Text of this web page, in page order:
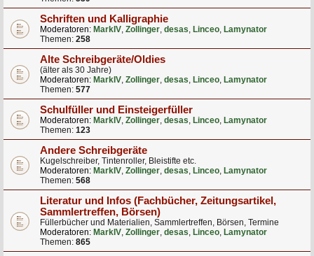
Schriften und Kalligraphie
Moderatoren: MarkIV, Zollinger, desas, Linceo, Lamynator
Themen: 258
Alte Schreibgeräte/Oldies
(älter als 30 Jahre)
Moderatoren: MarkIV, Zollinger, desas, Linceo, Lamynator
Themen: 577
Schulfüller und Einsteigerfüller
Moderatoren: MarkIV, Zollinger, desas, Linceo, Lamynator
Themen: 123
Andere Schreibgeräte
Kugelschreiber, Tintenroller, Bleistifte etc.
Moderatoren: MarkIV, Zollinger, desas, Linceo, Lamynator
Themen: 568
Literatur und Infos (Fachbücher, Zeitungsartikel,
Sammlertreffen, Börsen)
Füllerbücher und Materialien, Sammlertreffen, Börsen, Termine
Moderatoren: MarkIV, Zollinger, desas, Linceo, Lamynator
Themen: 865